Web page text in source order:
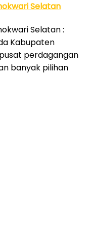
Selatan
Selatan :
Kabupaten
perdagangan
banyak pilihan